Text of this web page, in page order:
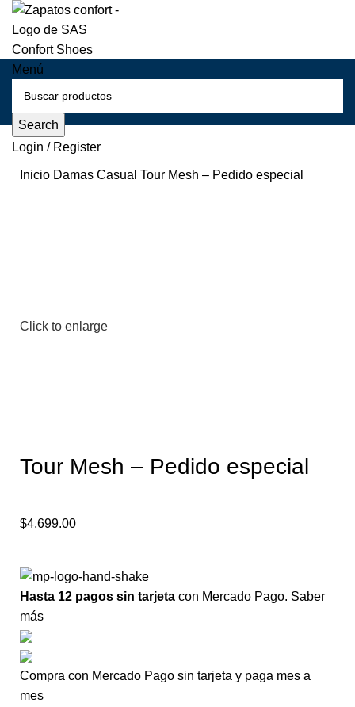
Menú
Search
Login / Register
Inicio Damas Casual Tour Mesh – Pedido especial
Click to enlarge
Tour Mesh – Pedido especial
$4,699.00
Hasta 12 pagos sin tarjeta con Mercado Pago. Saber
más
Compra con Mercado Pago sin tarjeta y paga mes a
mes